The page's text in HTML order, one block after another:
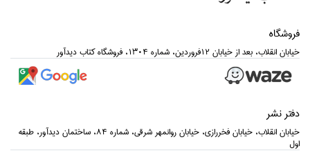
فروشگاه
خيابان انقلاب، بعد از خيابان 12فروردين، شماره 1304، فروشگاه كتاب ديدآور
دفتر نشر
خيابان انقلاب، خيابان فخررازي، خيابان روانمهر شرقي، شماره 84، ساختمان ديدآور، طبقه
اول